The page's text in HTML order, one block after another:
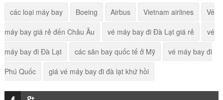
Vé máy bay Hà Nội đi Vũng Tàu giá rẻ
các loại máy bay Boeing Airbus Vietnam airlines
Vé
máy bay giá rẻ đến Châu Âu
vé máy bay đi Đà Lạt giá rẻ
vé
máy bay đi Đà Lạt
các sân bay quốc tế ở Mỹ
vé máy bay đi
Phú Quốc
giá vé máy bay đi đà lạt khứ hồi